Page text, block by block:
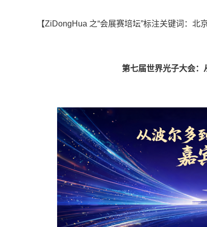
【ZiDongHua 之“会展赛培坛”标注关键词：北
第七届世界光子大会：